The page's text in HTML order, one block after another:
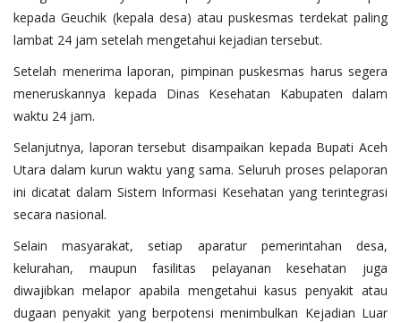
kepada Geuchik (kepala desa) atau puskesmas terdekat paling
lambat 24 jam setelah mengetahui kejadian tersebut.
Setelah menerima laporan, pimpinan puskesmas harus segera
meneruskannya kepada Dinas Kesehatan Kabupaten dalam
waktu 24 jam.
Selanjutnya, laporan tersebut disampaikan kepada Bupati Aceh
Utara dalam kurun waktu yang sama. Seluruh proses pelaporan
ini dicatat dalam Sistem Informasi Kesehatan yang terintegrasi
secara nasional.
Selain masyarakat, setiap aparatur pemerintahan desa,
kelurahan, maupun fasilitas pelayanan kesehatan juga
diwajibkan melapor apabila mengetahui kasus penyakit atau
dugaan penyakit yang berpotensi menimbulkan Kejadian Luar